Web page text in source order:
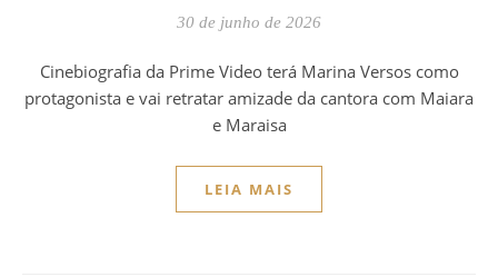
30 de junho de 2026
Cinebiografia da Prime Video terá Marina Versos como
protagonista e vai retratar amizade da cantora com Maiara
e Maraisa
LEIA MAIS